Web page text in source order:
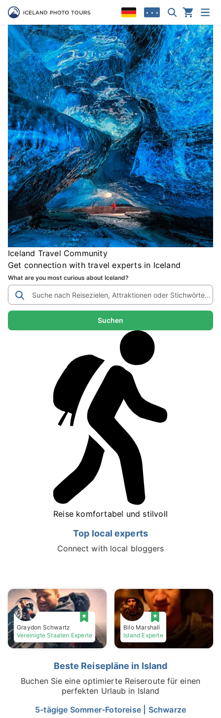
• • •
Iceland Travel Community
Get connection with travel experts in Iceland
What are you most curious about Iceland?
Suchen
Reise komfortabel und stilvoll
Top local experts
Connect with local bloggers
Graydon Schwartz
Vereinigte Staaten Experte
Bilo Marshall
Island Experte
Beste Reisepläne in Island
Buchen Sie eine optimierte Reiseroute für einen
perfekten Urlaub in Island
5-tägige Sommer-Fotoreise | Schwarze